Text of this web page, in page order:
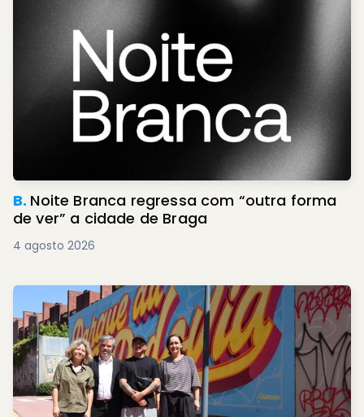
B. Noite Branca regressa com “outra forma
de ver” a cidade de Braga
4 agosto 2026